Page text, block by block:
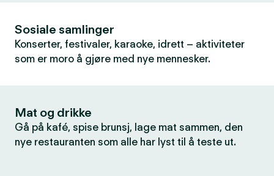
Sosiale samlinger
Konserter, festivaler, karaoke, idrett – aktiviteter
som er moro å gjøre med nye mennesker.
Mat og drikke
Gå på kafé, spise brunsj, lage mat sammen, den
nye restauranten som alle har lyst til å teste ut.